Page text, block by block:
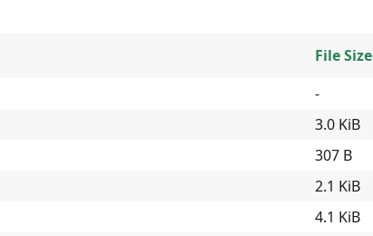
File Size
-
3.0 KiB
307 B
2.1 KiB
4.1 KiB